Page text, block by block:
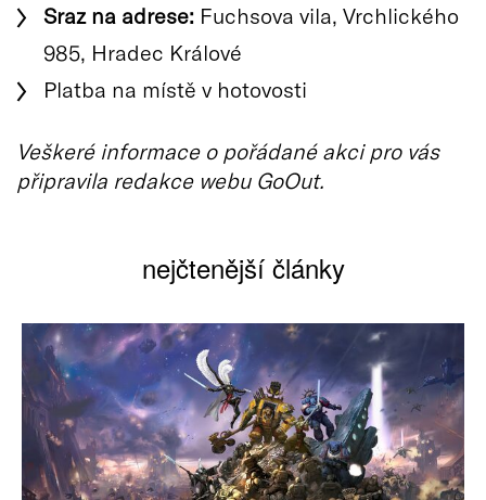
Sraz na adrese: Fuchsova vila, Vrchlického
985, Hradec Králové
Platba na místě v hotovosti
Veškeré informace o pořádané akci pro vás
připravila redakce webu GoOut.
nejčtenější články